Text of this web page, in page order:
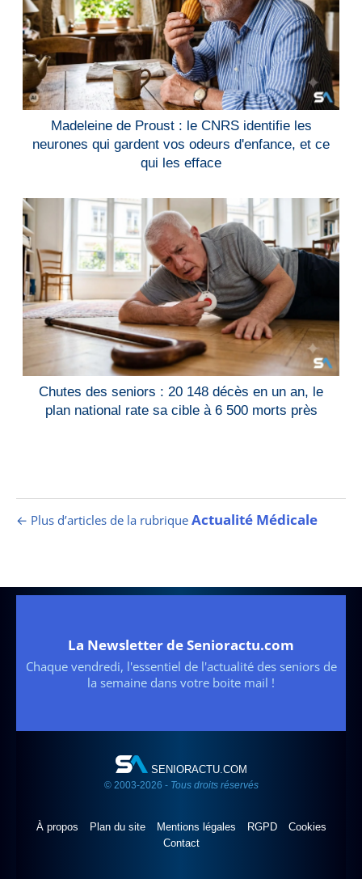
Madeleine de Proust : le CNRS identifie les
neurones qui gardent vos odeurs d'enfance, et ce
qui les efface
Chutes des seniors : 20 148 décès en un an, le
plan national rate sa cible à 6 500 morts près
← Plus d’articles de la rubrique Actualité Médicale
La Newsletter de Senioractu.com
Chaque vendredi, l'essentiel de l'actualité des seniors de
la semaine dans votre boite mail !
SENIORACTU.COM
© 2003-2026 - Tous droits réservés
À propos Plan du site Mentions légales RGPD
Cookies
Contact